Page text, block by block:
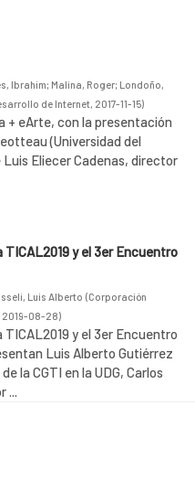
Ibrahim; Malina, Roger; Londoño,
de Internet, 2017-11-15)
+ eArte, con la presentación
(Universidad del
Eliecer Cadenas, director
y el 3er Encuentro
Luis Alberto (Corporación
2019-08-28)
y el 3er Encuentro
Luis Alberto Gutiérrez
la CGTI en la UDG, Carlos
...